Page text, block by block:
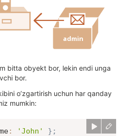
bitta obyekt bor, lekin endi unga
bor.
o’zgartirish uchun har qanday
mumkin:
: 'John' } ;